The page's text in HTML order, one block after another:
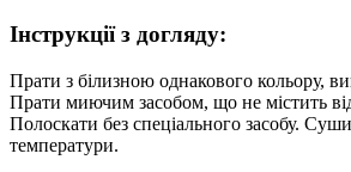
Інструкції з догляду:
Прати з білизною однакового кольору,
Прати миючим засобом, що не містить
Полоскати без спеціального засобу.
температури.